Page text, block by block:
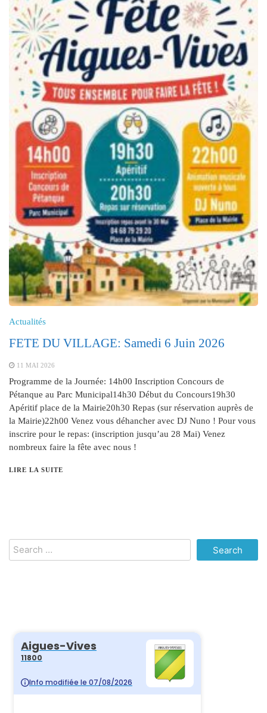
Actualités
FETE DU VILLAGE: Samedi 6 Juin 2026
11 MAI 2026
Programme de la Journée: 14h00 Inscription Concours de
Pétanque au Parc Municipal14h30 Début du Concours19h30
Apéritif place de la Mairie20h30 Repas (sur réservation auprès de
la Mairie)22h00 Venez vous déhancher avec DJ Nuno ! Pour vous
inscrire pour le repas: (inscription jusqu’au 28 Mai) Venez
nombreux faire la fête avec nous !
LIRE LA SUITE
Search
for: